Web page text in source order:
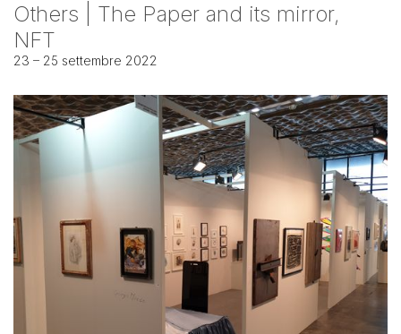
Others | The Paper and its mirror,
NFT
23 – 25 settembre 2022